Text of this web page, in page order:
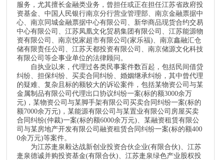
服务，尤其擅长金融类业务，曾担任或正在担任江苏省政府投
资基金、中国人民银行南京分行营业管理部、南京金融票据中
心、南京同城金融票据中心有限公司、新华商品现货合约交易
中心有限公司、江苏凤凰文化贸易集团有限公司、江苏能源物
资有限公司、南京悦家超市有限公司(家乐福)、南京鑫融汇仓
储有限责任公司、江苏天都投资有限公司、南京储源文化科技
有限公司等企事业单位的法律顾问。
自执业以来，代理过各类民事案件数百起，包括民间借贷
纠纷、担保纠纷、买卖合同纠纷、婚姻继承纠纷，其中曾代理
的疑难、复杂且标的额较大的诉讼案件，包括某物资公司与某
金属制品有限公司代理出口协议纠纷一案(标的额3000余万
元)，某物资公司与某脚手架有限公司买卖合同纠纷一案(标的
额7000余万元)，某能源有限公司与某置业有限公司房屋买卖
合同纠纷(仲裁)一案(标的额6000余万元)、某融资租赁有限公
司与某房地产开发有限公司融资租赁合同纠纷一案(标的额400
0余万元)等案件。
为江苏疌泉毅达战新创业投资合伙企业(有限合伙)、江苏
疌泉德诚并购投资基金(有限合伙)、江苏疌泉绿色产业股权投